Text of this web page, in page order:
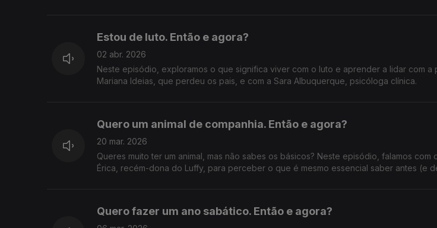
Estou de luto. Então e agora?
02 abr. 2026
Neste episódio, exploramos o que significa viver com o luto e aprender a lidar com a
Mariana Ideias, que perdeu os pais, e com a Sara Albuquerque, psicóloga clínica.
Quero um animal de companhia. Então e agora?
20 mar. 2026
Queres muito ter um animal, mas não sabes os básicos? Neste episódio, falamos
Érica, recém-dona do Luffy, para perceber o que é mesmo essencial saber antes (e
Quero fazer um ano sabático. Então e agora?